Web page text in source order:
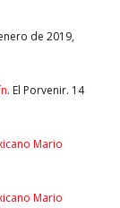
de 2019,
. El Porvenir. 14
Mario
Mario